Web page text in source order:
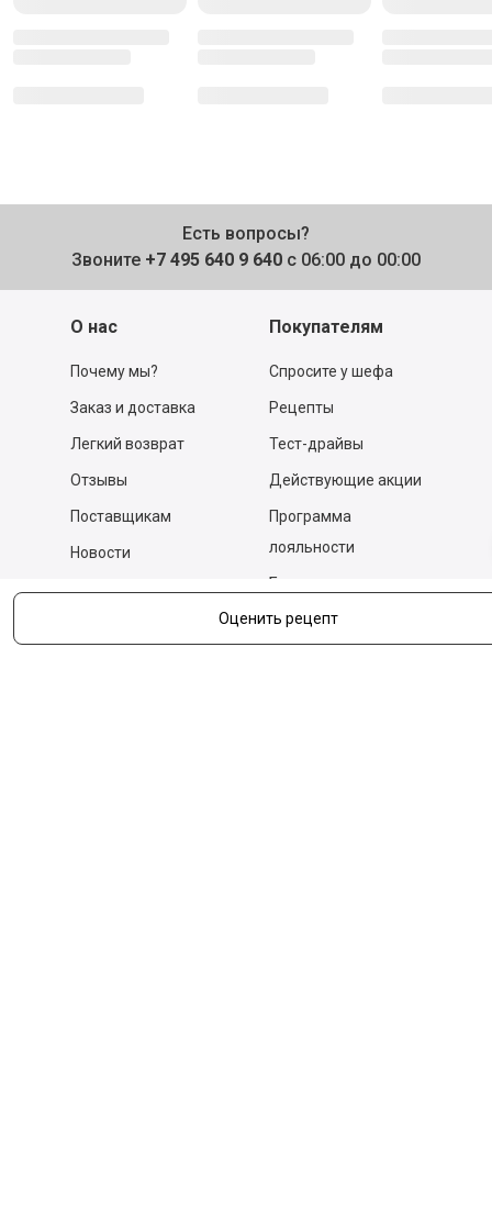
Оценить рецепт
Есть вопросы?
Звоните +7 495 640 9 640 с 06:00 до 00:00
О нас
Почему мы?
Заказ и доставка
Легкий возврат
Отзывы
Поставщикам
Новости
Гастрономы и устричные
Покупателям
Спросите у шефа
Рецепты
Тест-драйвы
Действующие акции
Программа
лояльности
Бизнесу
Вакансии